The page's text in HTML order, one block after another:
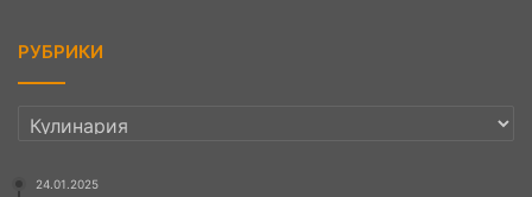
РУБРИКИ
РУБРИКИ
24.01.2025